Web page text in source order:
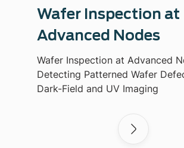
Wafer Inspection at
Advanced Nodes
Wafer Inspection at Advanced
Detecting Patterned Wafer
Dark-Field and UV Imaging